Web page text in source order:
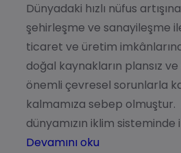
Dünyadaki hızlı nüfus
şehirleşme ve sanayileşme
ticaret ve üretim
doğal kaynakların plansız ve
önemli çevresel sorunlarla
kalmamıza sebep olmuştur.
dünyamızın iklim
Devamını oku